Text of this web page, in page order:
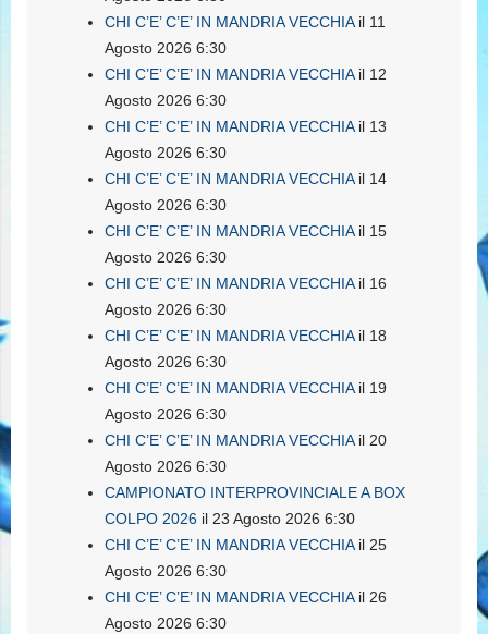
CHI C’E’ C’E’ IN MANDRIA VECCHIAil 11
Agosto 2026 6:30
CHI C’E’ C’E’ IN MANDRIA VECCHIAil 12
Agosto 2026 6:30
CHI C’E’ C’E’ IN MANDRIA VECCHIAil 13
Agosto 2026 6:30
CHI C’E’ C’E’ IN MANDRIA VECCHIAil 14
Agosto 2026 6:30
CHI C’E’ C’E’ IN MANDRIA VECCHIAil 15
Agosto 2026 6:30
CHI C’E’ C’E’ IN MANDRIA VECCHIAil 16
Agosto 2026 6:30
CHI C’E’ C’E’ IN MANDRIA VECCHIAil 18
Agosto 2026 6:30
CHI C’E’ C’E’ IN MANDRIA VECCHIAil 19
Agosto 2026 6:30
CHI C’E’ C’E’ IN MANDRIA VECCHIAil 20
Agosto 2026 6:30
CAMPIONATO INTERPROVINCIALE A BOX
COLPO 2026 il 23 Agosto 2026 6:30
CHI C’E’ C’E’ IN MANDRIA VECCHIAil 25
Agosto 2026 6:30
CHI C’E’ C’E’ IN MANDRIA VECCHIAil 26
Agosto 2026 6:30